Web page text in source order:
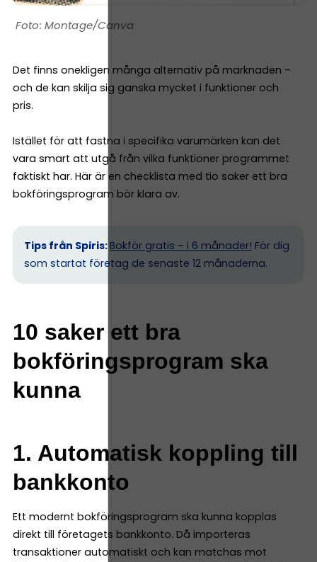
Montage/Canva
Det finns onekligen många alternativ på marknaden –
och de kan skilja sig ganska mycket i funktioner och
pris.
Istället för att fastna i specifika varumärken kan det
vara smart att utgå från vilka funktioner programmet
faktiskt har. Här är en checklista med tio saker ett bra
bokföringsprogram bör klara av.
Tips från Spiris: Bokför gratis – i 6 månader! För dig
som startat företag de senaste 12 månaderna.
10 saker ett bra
bokföringsprogram ska
kunna
1. Automatisk koppling till
bankkonto
Ett modernt bokföringsprogram ska kunna kopplas
direkt till företagets bankkonto. Då importeras
transaktioner automatiskt och kan matchas mot